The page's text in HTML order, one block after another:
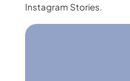
Instagram Stories.